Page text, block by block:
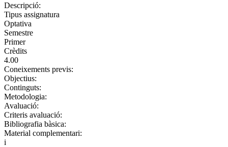
Descripció:
Tipus assignatura
Optativa
Semestre
Primer
Crèdits
4.00
Coneixements previs:
Objectius:
Continguts:
Metodologia:
Avaluació:
Criteris avaluació:
Bibliografia bàsica:
Material complementari:
i